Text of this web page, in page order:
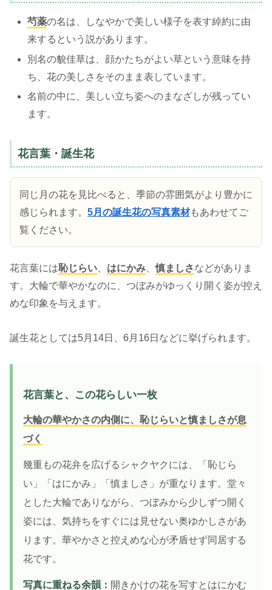
芍薬の名は、しなやかで美しい様子を表す綽約に由
来するという説があります。
別名の貌佳草は、顔かたちがよい草という意味を持
ち、花の美しさをそのまま表しています。
名前の中に、美しい立ち姿へのまなざしが残ってい
ます。
花言葉・誕生花
同じ月の花を見比べると、季節の雰囲気がより豊かに
感じられます。 5月の誕生花の写真素材もあわせてご
覧ください。
花言葉には恥じらい はにかみ 、慎ましさなどがありま
す。大輪で華やかなのに、つぼみがゆっくり開く姿が控え
めな印象を与えます。
誕生花としては5月14日、6月16日などに挙げられます。
花言葉と、この花らしい一枚
大輪の華やかさの内側に、恥じらいと慎ましさが息
づく
幾重もの花弁を広げるシャクヤクには、「恥じら
い」「はにかみ」「慎ましさ」が重なります。堂々
とした大輪でありながら、つぼみから少しずつ開く
姿には、気持ちをすぐには見せない奥ゆかしさがあ
ります。華やかさと控えめな心が矛盾せず同居する
花です。
写真に重ねる余韻： 開きかけの花を写すとはにかむ